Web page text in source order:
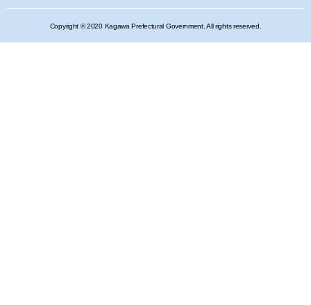
Copyright © 2020 Kagawa Prefectural Government. All rights reserved.